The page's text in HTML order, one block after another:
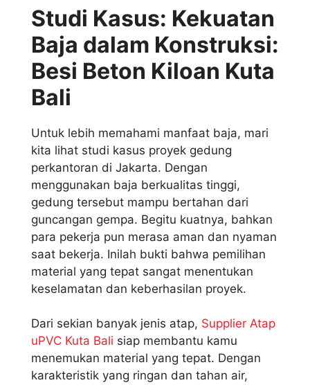
Studi Kasus: Kekuatan
Baja dalam Konstruksi:
Besi Beton Kiloan Kuta
Bali
Untuk lebih memahami manfaat baja, mari
kita lihat studi kasus proyek gedung
perkantoran di Jakarta. Dengan
menggunakan baja berkualitas tinggi,
gedung tersebut mampu bertahan dari
guncangan gempa. Begitu kuatnya, bahkan
para pekerja pun merasa aman dan nyaman
saat bekerja. Inilah bukti bahwa pemilihan
material yang tepat sangat menentukan
keselamatan dan keberhasilan proyek.
Dari sekian banyak jenis atap, Supplier Atap
uPVC Kuta Bali siap membantu kamu
menemukan material yang tepat. Dengan
karakteristik yang ringan dan tahan air,